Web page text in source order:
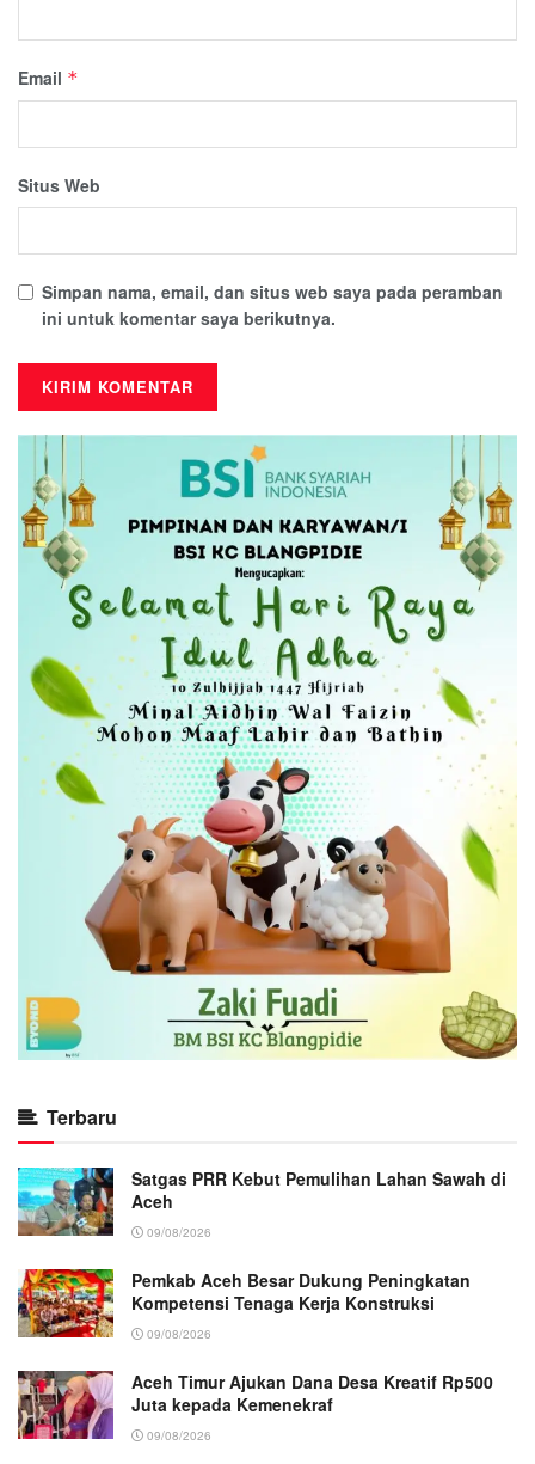
Email *
Situs Web
Simpan nama, email, dan situs web saya pada peramban
ini untuk komentar saya berikutnya.
Terbaru
Satgas PRR Kebut Pemulihan Lahan Sawah di
Aceh
09/08/2026
Pemkab Aceh Besar Dukung Peningkatan
Kompetensi Tenaga Kerja Konstruksi
09/08/2026
Aceh Timur Ajukan Dana Desa Kreatif Rp500
Juta kepada Kemenekraf
09/08/2026